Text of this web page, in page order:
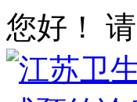
您好！ 请